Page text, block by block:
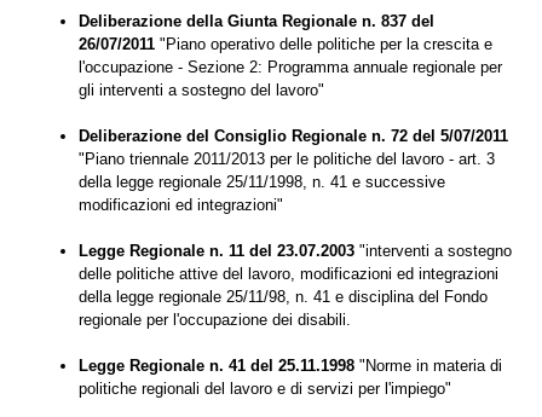
Deliberazione della Giunta Regionale n. 837 del
26/07/2011 "Piano operativo delle politiche per la crescita e
l'occupazione - Sezione 2: Programma annuale regionale per
gli interventi a sostegno del lavoro"
Deliberazione del Consiglio Regionale n. 72 del 5/07/2011
"Piano triennale 2011/2013 per le politiche del lavoro - art. 3
della legge regionale 25/11/1998, n. 41 e successive
modificazioni ed integrazioni"
Legge Regionale n. 11 del 23.07.2003 "interventi a sostegno
delle politiche attive del lavoro, modificazioni ed integrazioni
della legge regionale 25/11/98, n. 41 e disciplina del Fondo
regionale per l'occupazione dei disabili.
Legge Regionale n. 41 del 25.11.1998 "Norme in materia di
politiche regionali del lavoro e di servizi per l'impiego"